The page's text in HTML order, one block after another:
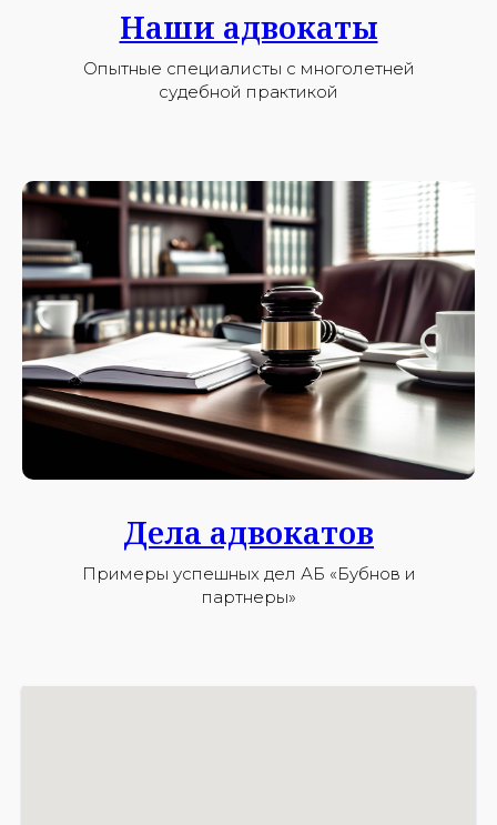
Наши адвокаты
Опытные специалисты с многолетней
судебной практикой
Дела адвокатов
Примеры успешных дел АБ «Бубнов и
партнеры»